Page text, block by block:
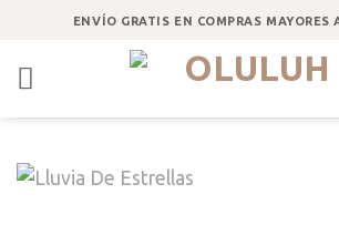
contenido
ENVÍO GRATIS EN COMPRAS MAYORES